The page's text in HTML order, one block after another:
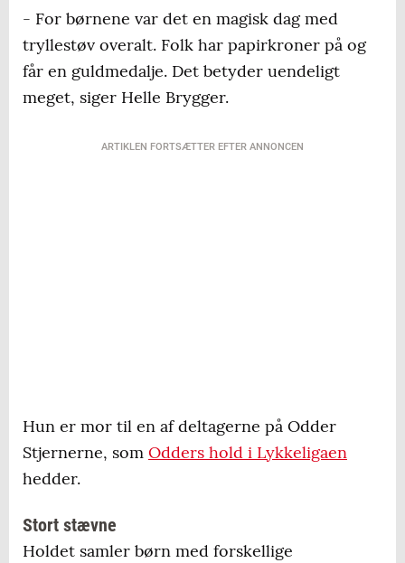
- For børnene var det en magisk dag med
tryllestøv overalt. Folk har papirkroner på og
får en guldmedalje. Det betyder uendeligt
meget, siger Helle Brygger.
ARTIKLEN FORTSÆTTER EFTER ANNONCEN
Hun er mor til en af deltagerne på Odder
Stjernerne, som Odders hold i Lykkeligaen
hedder.
Stort stævne
Holdet samler børn med forskellige